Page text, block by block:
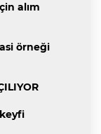
alım
örneği